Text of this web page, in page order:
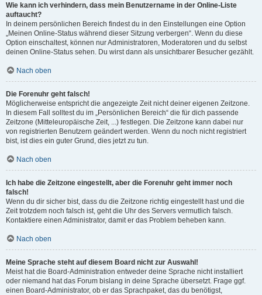
Wie kann ich verhindern, dass mein Benutzername in der Online-Liste
auftaucht?
In deinem persönlichen Bereich findest du in den Einstellungen eine Option
„Meinen Online-Status während dieser Sitzung verbergen“. Wenn du diese
Option einschaltest, können nur Administratoren, Moderatoren und du selbst
deinen Online-Status sehen. Du wirst dann als unsichtbarer Besucher gezählt.
Nach oben
Die Forenuhr geht falsch!
Möglicherweise entspricht die angezeigte Zeit nicht deiner eigenen Zeitzone.
In diesem Fall solltest du im „Persönlichen Bereich“ die für dich passende
Zeitzone (Mitteleuropäische Zeit, ...) festlegen. Die Zeitzone kann dabei nur
von registrierten Benutzern geändert werden. Wenn du noch nicht registriert
bist, ist dies ein guter Grund, dies jetzt zu tun.
Nach oben
Ich habe die Zeitzone eingestellt, aber die Forenuhr geht immer noch
falsch!
Wenn du dir sicher bist, dass du die Zeitzone richtig eingestellt hast und die
Zeit trotzdem noch falsch ist, geht die Uhr des Servers vermutlich falsch.
Kontaktiere einen Administrator, damit er das Problem beheben kann.
Nach oben
Meine Sprache steht auf diesem Board nicht zur Auswahl!
Meist hat die Board-Administration entweder deine Sprache nicht installiert
oder niemand hat das Forum bislang in deine Sprache übersetzt. Frage ggf.
einen Board-Administrator, ob er das Sprachpaket, das du benötigst,